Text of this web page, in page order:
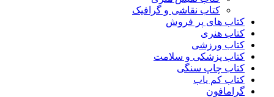
کتاب نقاشی و گرافیک
کتاب های پر فروش
کتاب هنری
کتاب ورزشی
کتاب پزشکی و سلامت
کتاب چاپ سنگی
کتاب کم یاب
گرامافون